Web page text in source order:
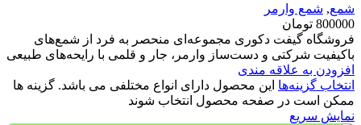
شمع, شمع وارمر
800000 تومان
فروشگاه گیفت دکوری مجموعه‌ای منحصر به فرد از شمع‌های
باکیفیت شرکتی و دست‌ساز وارمر، جار و قلمی با رایحه‌های طبیعی
افزودن به علاقه مندی
انتخاب گزینه‌ها این محصول دارای انواع مختلفی می باشد. گزینه ها
ممکن است در صفحه محصول انتخاب شوند
نمایش سریع